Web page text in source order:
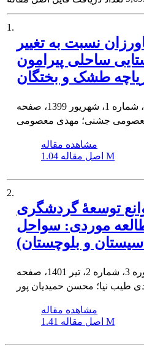
1.
نسبت به تغییر
ساحلی پیرامون
طشک و بختگان
معصومی جشنی؛ مهدی معصومی
مشاهده مقاله
اصل مقاله 1.04 M
2.
توسعۀ گردشگری
موردی: سواحل
سیستان و بلوچستان)
طیب نیا؛ محسن حمیدیان پور
مشاهده مقاله
اصل مقاله 1.41 M